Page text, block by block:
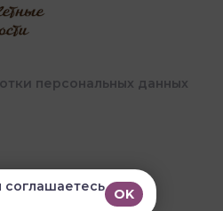
персональных данных
соглашаетесь
OK